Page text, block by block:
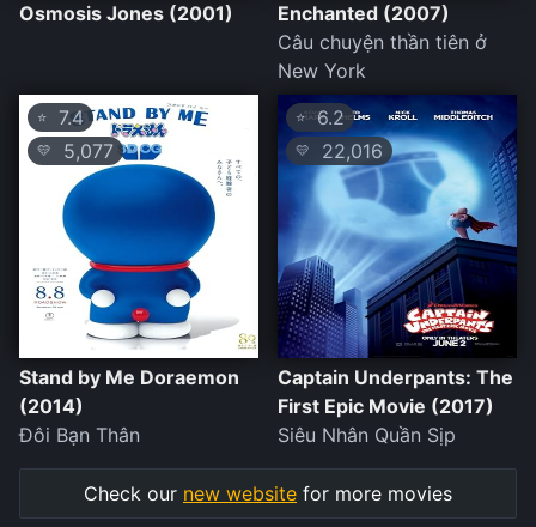
Osmosis Jones (2001)
Enchanted (2007)
Câu chuyện thần tiên ở
New York
⭐ 7.4
💛 5,077
Stand by Me Doraemon
(2014)
Đôi Bạn Thân
⭐ 6.2
💛 22,016
Captain Underpants: The
First Epic Movie (2017)
Siêu Nhân Quần Sịp
Check our new website for more movies